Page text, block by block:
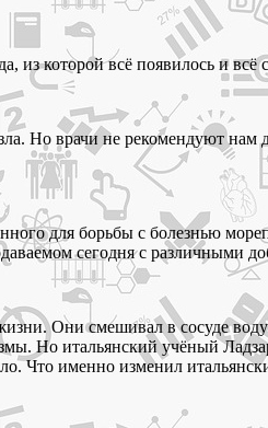
которой всё появилось и всё
Но врачи не рекомендуют
для борьбы с болезнью
сегодня с различными
Они смешивал в сосуде
Но итальянский учёный
Что именно изменил